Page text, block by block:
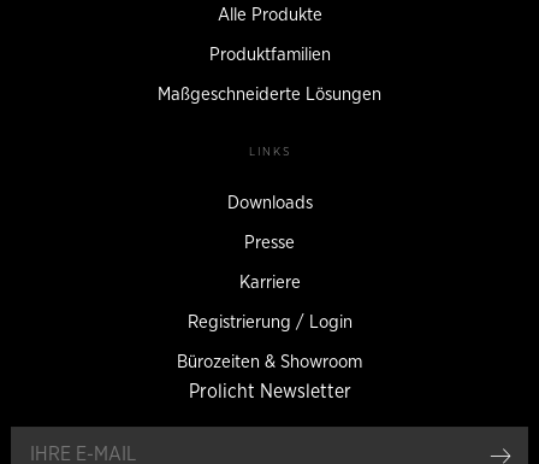
Alle Produkte
Produktfamilien
Maßgeschneiderte Lösungen
LINKS
Downloads
Presse
Karriere
Registrierung / Login
Bürozeiten & Showroom
Prolicht Newsletter